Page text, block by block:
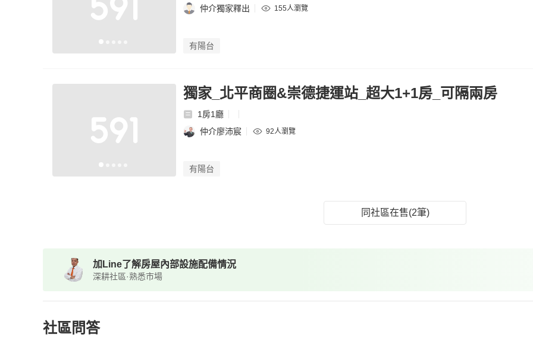
仲介獨家釋出
155人瀏覽
有陽台
獨家_北平商圈&崇德捷運站_超大1+1房_可隔兩房
1房1廳
仲介廖沛宸
92人瀏覽
有陽台
同社區在售(2筆)
加Line了解房屋內部設施配備情況
深耕社區·熟悉市場
社區問答